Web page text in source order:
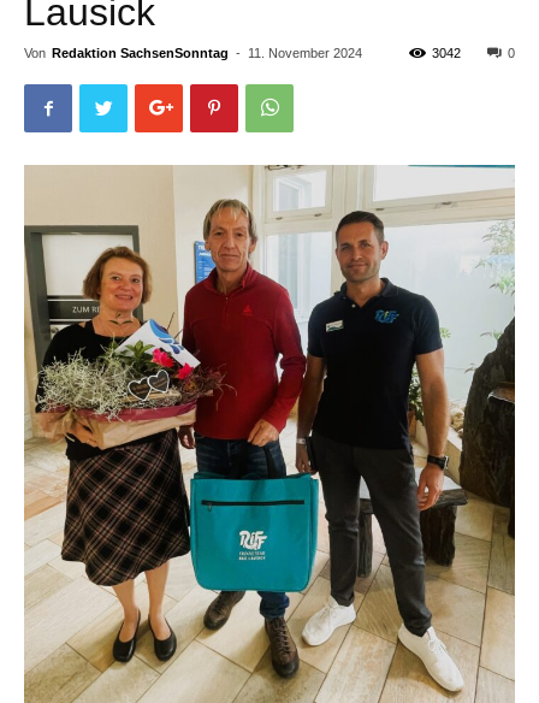
Lausick
Von Redaktion SachsenSonntag - 11. November 2024 0
3042